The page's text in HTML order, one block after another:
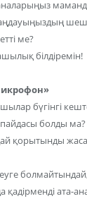
ме?
білдіремін!
бүгінгі
болды ма?
қорытынды
қадірменді ата-